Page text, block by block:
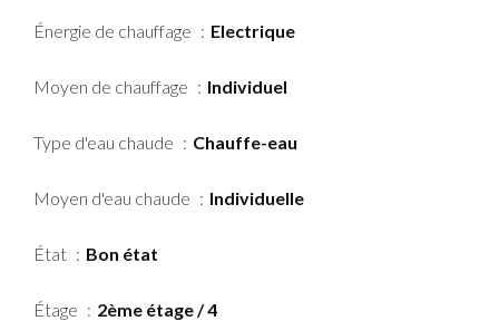
Énergie de chauffage Electrique
Moyen de chauffage Individuel
Type d'eau chaude Chauffe-eau
Moyen d'eau chaude Individuelle
État Bon état
Étage 2ème étage / 4